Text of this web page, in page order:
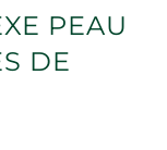
PEAU
DE